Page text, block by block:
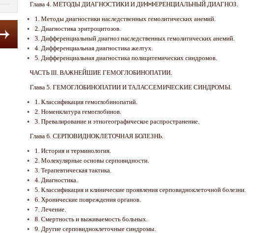
Глава 4. МЕТОДЫ ДИАГНОСТИКИ И ДИФФЕРЕНЦИАЛЬНЫЙ ДИАГНОЗ.
1. Методы диагностики наследственных гемолитических анемий.
2. Диагностика эритроцитозов.
3. Дифференциальный диагноз наследственных гемолитических анемий.
4. Дифференциальная диагностика желтух.
5. Дифференциальная диагностика полицитемических синдромов.
ЧАСТЬ III. ВАЖНЕЙШИЕ ГЕМОГЛОБИНОПАТИИ.
Глава 5. ГЕМОГЛОБИНОПАТИИ И ТАЛАССЕМИЧЕСКИЕ СИНДРОМЫ.
1. Классификация гемоглобинопатий.
2. Номенклатура гемоглобинов.
3. Превалирование и этногеографическое распространение.
Глава 6. СЕРПОВИДНОКЛЕТОЧНАЯ БОЛЕЗНЬ.
1. История и терминология.
2. Молекулярные основы серповидности.
3. Терапевтическая тактика.
4. Диагностика.
5. Классификация и клинические проявления серповидноклеточной болезни.
6. Хронические повреждения органов.
7. Лечение.
8. Смертность и выживаемость больных.
9. Другие серповидноклеточные синдромы.